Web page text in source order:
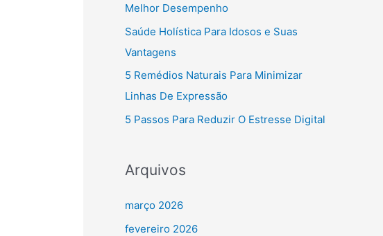
Melhor Desempenho
Saúde Holística Para Idosos e Suas
Vantagens
5 Remédios Naturais Para Minimizar
Linhas De Expressão
5 Passos Para Reduzir O Estresse Digital
Arquivos
março 2026
fevereiro 2026